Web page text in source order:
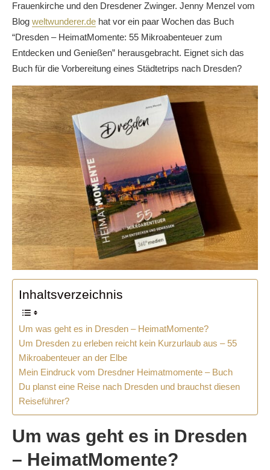
Frauenkirche und den Dresdener Zwinger. Jenny Menzel vom
Blog weltwunderer.de hat vor ein paar Wochen das Buch
“Dresden – HeimatMomente: 55 Mikroabenteuer zum
Entdecken und Genießen” herausgebracht. Eignet sich das
Buch für die Vorbereitung eines Städtetrips nach Dresden?
Inhaltsverzeichnis
Um was geht es in Dresden – HeimatMomente?
Um Dresden zu erleben reicht kein Kurzurlaub aus – 55
Mikroabenteuer an der Elbe
Mein Eindruck vom Dresdner Heimatmomente – Buch
Du planst eine Reise nach Dresden und brauchst diesen
Reiseführer?
Um was geht es in Dresden
– HeimatMomente?